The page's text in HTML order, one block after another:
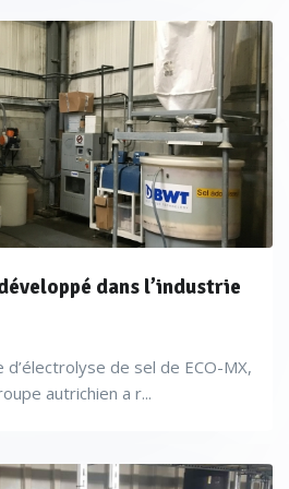
pour des raisons de coûts,
dans l’industrie
d’électrolyse de sel de ECO-MX,
autrichien a r...